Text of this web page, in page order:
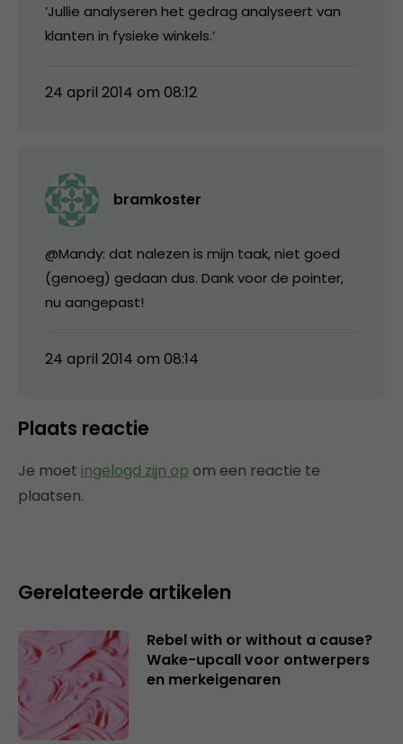
‘Jullie analyseren het gedrag analyseert van
klanten in fysieke winkels.’
24 april 2014 om 08:12
bramkoster
@Mandy: dat nalezen is mijn taak, niet goed
(genoeg) gedaan dus. Dank voor de pointer,
nu aangepast!
24 april 2014 om 08:14
Plaats reactie
Je moet ingelogd zijn op om een reactie te
plaatsen.
Gerelateerde artikelen
Rebel with or without a cause?
Wake-upcall voor ontwerpers
en merkeigenaren